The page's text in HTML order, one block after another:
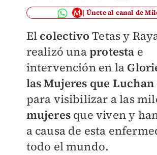
Únete al canal de
El colectivoTetas y
realizó unaprotesta e
intervención en la
las Mujeres que Luchan
para visibilizar a las
mujeres que viven y
a causa de esta
todo el mundo.